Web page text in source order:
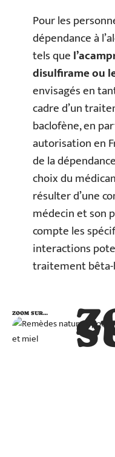
Pour les
dépendance à
tels que
disulfirame ou
envisagés en
cadre d’un
baclofène, en
autorisation en
de la
choix du
résulter d’une
médecin et son
compte les
interactions
traitement bêta-
ZOOM SUR…